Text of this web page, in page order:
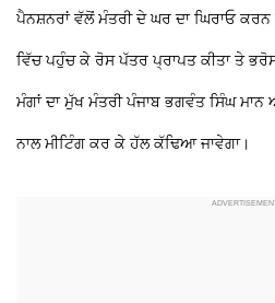
ਪੈਨਸ਼ਨਰਾਂ ਵੱਲੋਂ ਮੰਤਰੀ ਦੇ ਘਰ ਦਾ ਘਿਰਾਓ ਕਰਨ
ਵਿੱਚ ਪਹੁੰਚ ਕੇ ਰੋਸ ਪੱਤਰ ਪ੍ਰਾਪਤ ਕੀਤਾ ਤੇ
ਮੰਗਾਂ ਦਾ ਮੁੱਖ ਮੰਤਰੀ ਪੰਜਾਬ ਭਗਵੰਤ ਸਿੰਘ ਮਾਨ
ਨਾਲ ਮੀਟਿੰਗ ਕਰ ਕੇ ਹੱਲ ਕੱਢਿਆ ਜਾਵੇਗਾ।